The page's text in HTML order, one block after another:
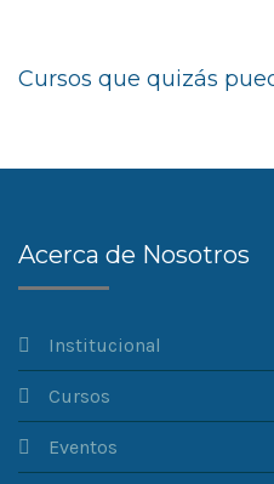
Cursos que quizás
Acerca de Nosotros
Institucional
Cursos
Eventos